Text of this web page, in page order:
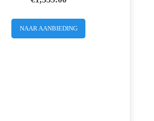
NAAR AANBIEDING